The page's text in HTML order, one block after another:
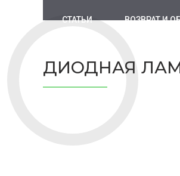
СТАТЬИ ВОЗВРАТ И
ДИОДНАЯ